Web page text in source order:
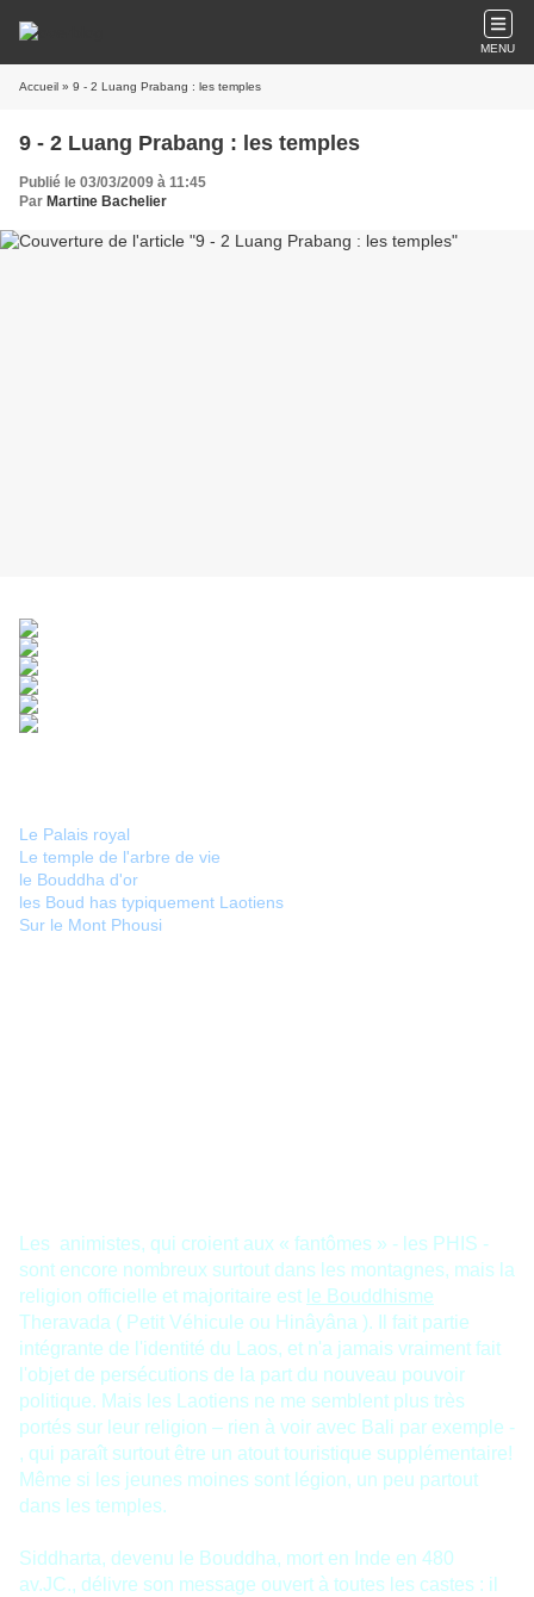
MENU
Accueil » 9 - 2 Luang Prabang : les temples
9 - 2 Luang Prabang : les temples
Publié le 03/03/2009 à 11:45
Par Martine Bachelier
Le Palais royal
Le temple de l'arbre de vie
le Bouddha d'or
les Boud has typiquement Laotiens
Sur le Mont Phousi
Les animistes, qui croient aux « fantômes » - les PHIS -
sont encore nombreux surtout dans les montagnes, mais la
religion officielle et majoritaire est le Bouddhisme
Theravada ( Petit Véhicule ou Hinâyâna ). Il fait partie
intégrante de l'identité du Laos, et n'a jamais vraiment fait
l'objet de persécutions de la part du nouveau pouvoir
politique. Mais les Laotiens ne me semblent plus très
portés sur leur religion – rien à voir avec Bali par exemple -
, qui paraît surtout être un atout touristique supplémentaire!
Même si les jeunes moines sont légion, un peu partout
dans les temples.
Siddharta, devenu le Bouddha, mort en Inde en 480
av.JC., délivre son message ouvert à toutes les castes : il